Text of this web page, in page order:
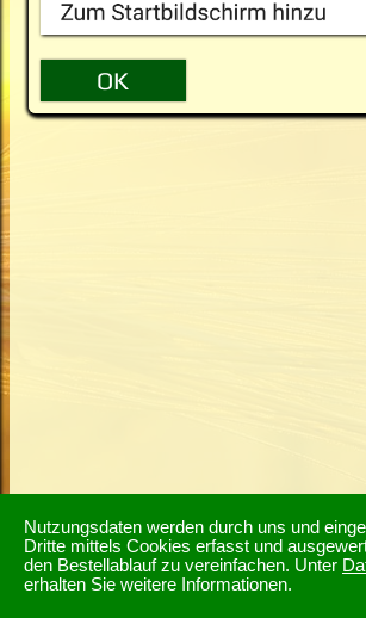
Nutzungsdaten werden durch uns und
Dritte mittels Cookies erfasst und
den Bestellablauf zu vereinfachen. Unter
erhalten Sie weitere Informationen.